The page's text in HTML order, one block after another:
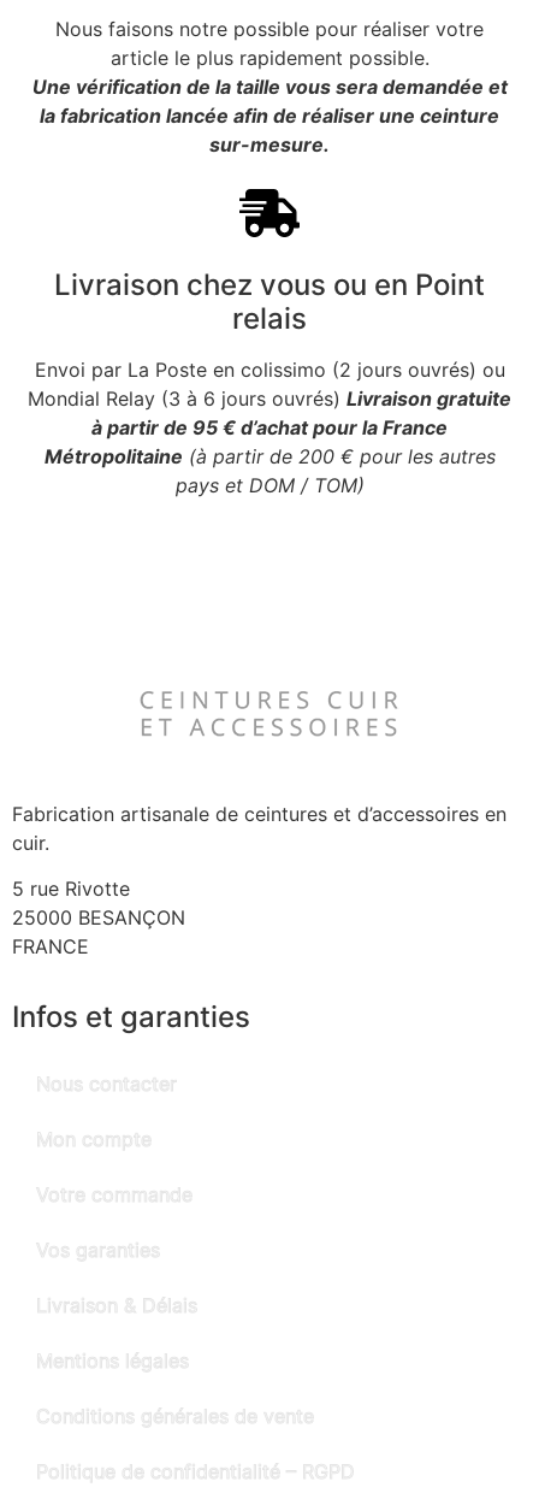
Nous faisons notre possible pour réaliser votre
article le plus rapidement possible.
Une vérification de la taille vous sera demandée et
la fabrication lancée afin de réaliser une ceinture
sur-mesure.
Livraison chez vous ou en Point
relais
Envoi par La Poste en colissimo (2 jours ouvrés) ou
Mondial Relay (3 à 6 jours ouvrés) Livraison gratuite
à partir de 95 € d’achat pour la France
Métropolitaine (à partir de 200 € pour les autres
pays et DOM / TOM)
Fabrication artisanale de ceintures et d’accessoires en
cuir.
5 rue Rivotte
25000 BESANÇON
FRANCE
Infos et garanties
Nous contacter
Mon compte
Votre commande
Vos garanties
Livraison & Délais
Mentions légales
Conditions générales de vente
Politique de confidentialité – RGPD